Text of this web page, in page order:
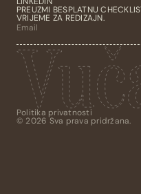
PREUZMI BESPLATNU
VRIJEME ZA REDIZAJN.
Politika privatnosti
© 2026 Sva prava pridržana.